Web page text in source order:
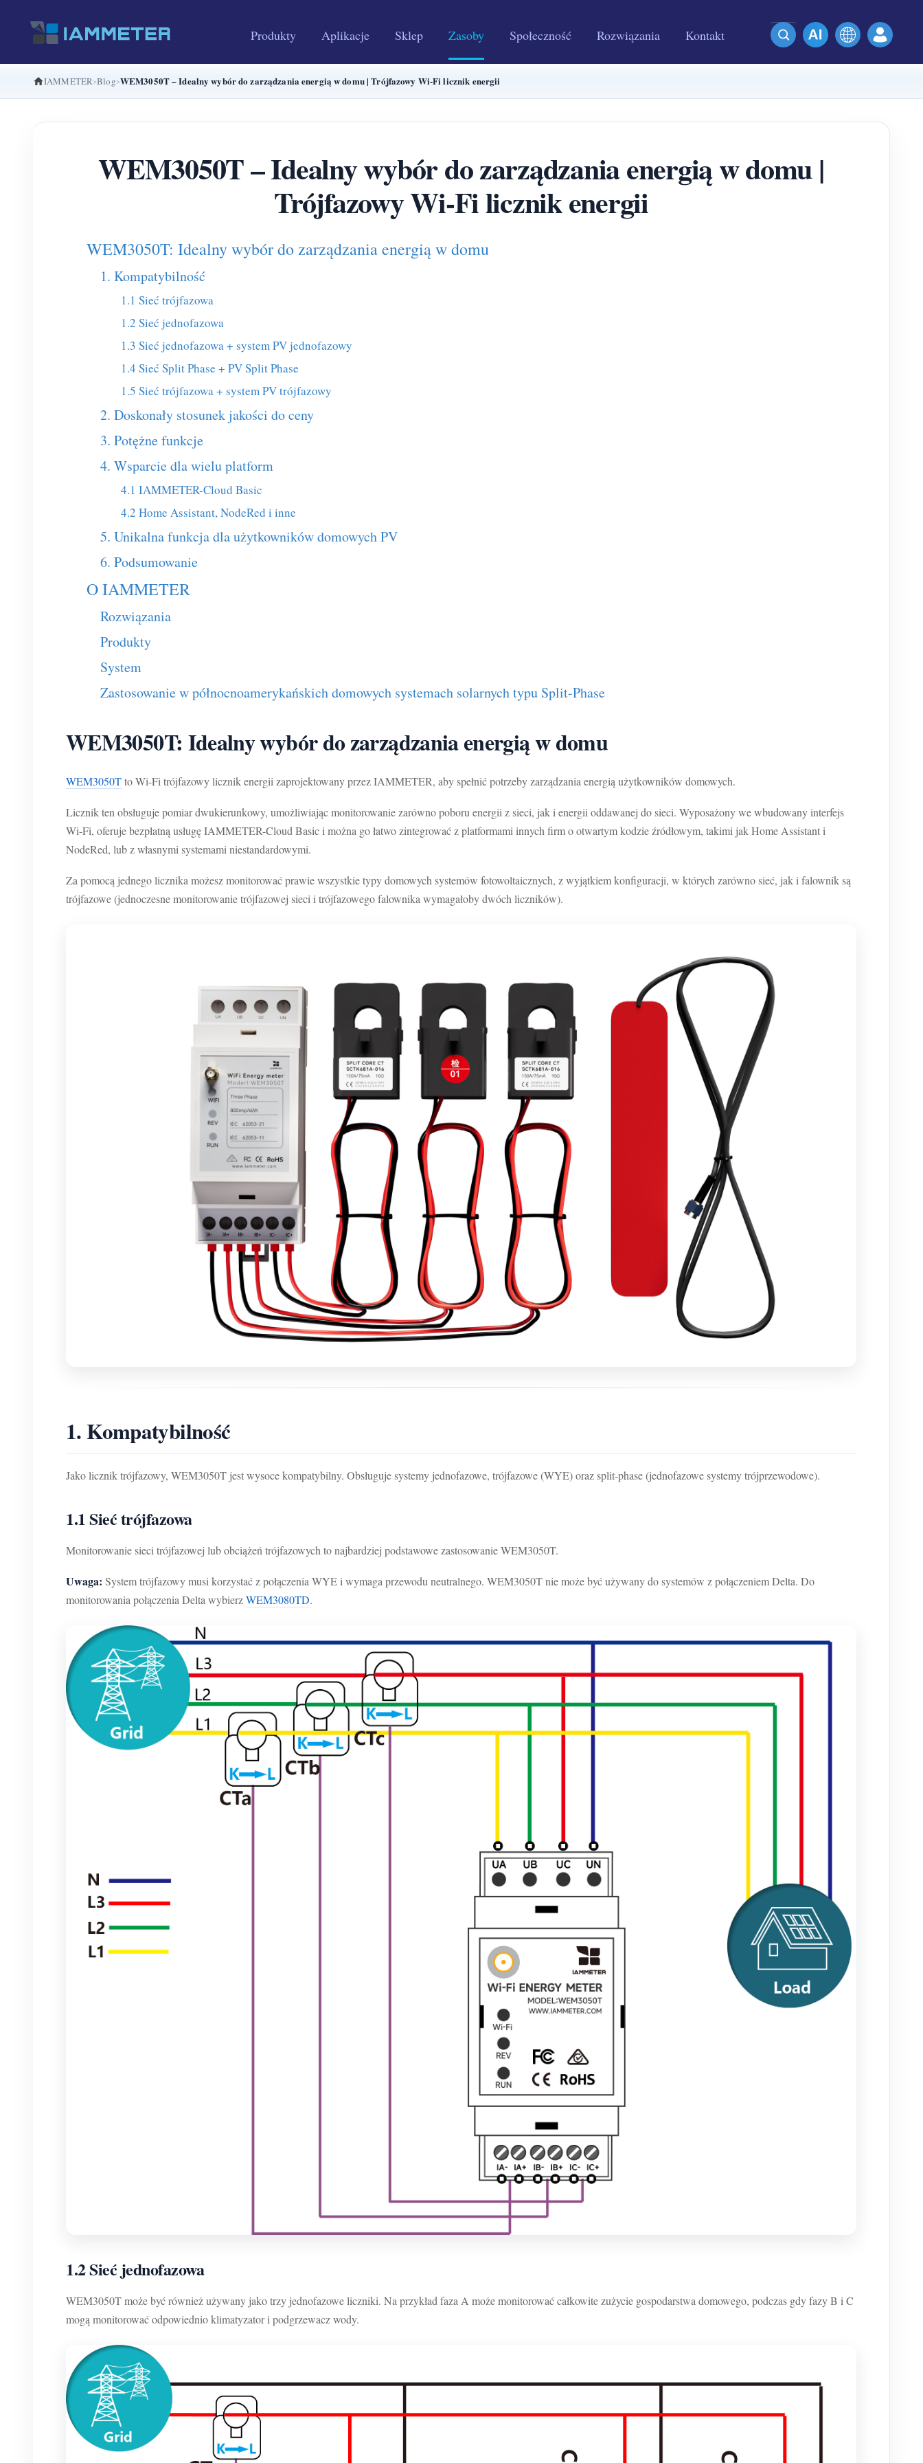
Produkty Aplikacje Sklep Zasoby Społeczność Rozwiązania Kontakt
IAMMETER Blog WEM3050T – Idealny wybór do zarządzania energią w domu | Trójfazowy Wi-Fi licznik energii
WEM3050T – Idealny wybór do zarządzania energią w domu |
Trójfazowy Wi-Fi licznik energii
WEM3050T: Idealny wybór do zarządzania energią w domu
1. Kompatybilność
1.1 Sieć trójfazowa
1.2 Sieć jednofazowa
1.3 Sieć jednofazowa + system PV jednofazowy
1.4 Sieć Split Phase + PV Split Phase
1.5 Sieć trójfazowa + system PV trójfazowy
2. Doskonały stosunek jakości do ceny
3. Potężne funkcje
4. Wsparcie dla wielu platform
4.1 IAMMETER-Cloud Basic
4.2 Home Assistant, NodeRed i inne
5. Unikalna funkcja dla użytkowników domowych PV
6. Podsumowanie
O IAMMETER
Rozwiązania
Produkty
System
Zastosowanie w północnoamerykańskich domowych systemach solarnych typu Split-Phase
WEM3050T: Idealny wybór do zarządzania energią w domu
WEM3050Tto Wi-Fi trójfazowy licznik energii zaprojektowany przez IAMMETER, aby spełnić potrzeby zarządzania energią użytkowników domowych.
Licznik ten obsługuje pomiar dwukierunkowy, umożliwiając monitorowanie zarówno poboru energii z sieci, jak i energii oddawanej do sieci. Wyposażony we wbudowany interfejs
Wi-Fi, oferuje bezpłatną usługę IAMMETER-Cloud Basic i można go łatwo zintegrować z platformami innych firm o otwartym kodzie źródłowym, takimi jak Home Assistant i
NodeRed, lub z własnymi systemami niestandardowymi.
Za pomocą jednego licznika możesz monitorować prawie wszystkie typy domowych systemów fotowoltaicznych, z wyjątkiem konfiguracji, w których zarówno sieć, jak i falownik są
trójfazowe (jednoczesne monitorowanie trójfazowej sieci i trójfazowego falownika wymagałoby dwóch liczników).
1. Kompatybilność
Jako licznik trójfazowy, WEM3050T jest wysoce kompatybilny. Obsługuje systemy jednofazowe, trójfazowe (WYE) oraz split-phase (jednofazowe systemy trójprzewodowe).
1.1 Sieć trójfazowa
Monitorowanie sieci trójfazowej lub obciążeń trójfazowych to najbardziej podstawowe zastosowanie WEM3050T.
Uwaga: System trójfazowy musi korzystać z połączenia WYE i wymaga przewodu neutralnego. WEM3050T nie może być używany do systemów z połączeniem Delta. Do
monitorowania połączenia Delta wybierzWEM3080TD.
1.2 Sieć jednofazowa
WEM3050T może być również używany jako trzy jednofazowe liczniki. Na przykład faza A może monitorować całkowite zużycie gospodarstwa domowego, podczas gdy fazy B i C
mogą monitorować odpowiednio klimatyzator i podgrzewacz wody.